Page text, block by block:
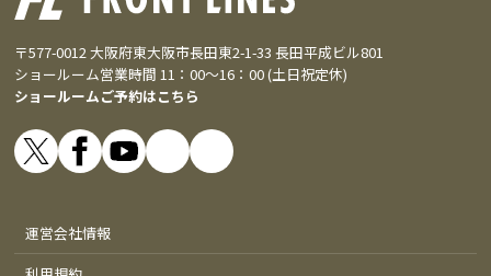
〒577-0012 大阪府東大阪市長田東2-1-33 長田平成ビル801
ショールーム営業時間 11：00～16：00 (土日祝定休)
ショールームご予約はこちら
運営会社情報